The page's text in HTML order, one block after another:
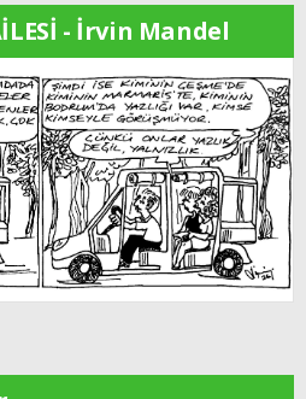
- İrvin Mandel